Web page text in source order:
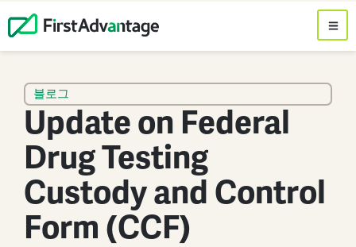
블로그
Update on Federal
Drug Testing
Custody and Control
Form (CCF)